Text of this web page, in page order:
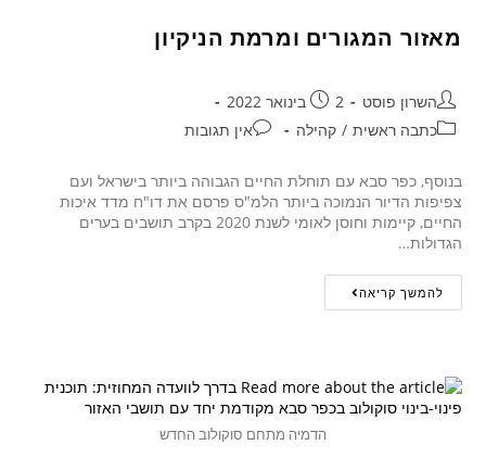
מאזור המגורים ומרמת הניקיון
השרון פוסט
2 בינואר 2022
כתבה ראשית / קהילה אין תגובות
בנוסף, כפר סבא עם תוחלת החיים הגבוהה ביותר בישראל ועם
צפיפות הדיור הנמוכה ביותר הלמ"ס פרסם את דו"ח מדד איכות
החיים, קיימות וחוסן לאומי לשנת 2020 בקרב תושבים בערים
הגדולות…
להמשך קריאה
הדמיה מתחם סוקולוב החדש